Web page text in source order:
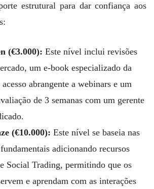
estrutural para dar confiança aos
(€3.000): Este nível inclui revisões
um e-book especializado da
abrangente a webinars e um
de 3 semanas com um gerente
(€10.000): Este nível se baseia nas
adicionando recursos
Social Trading, permitindo que os
e aprendam com as interações